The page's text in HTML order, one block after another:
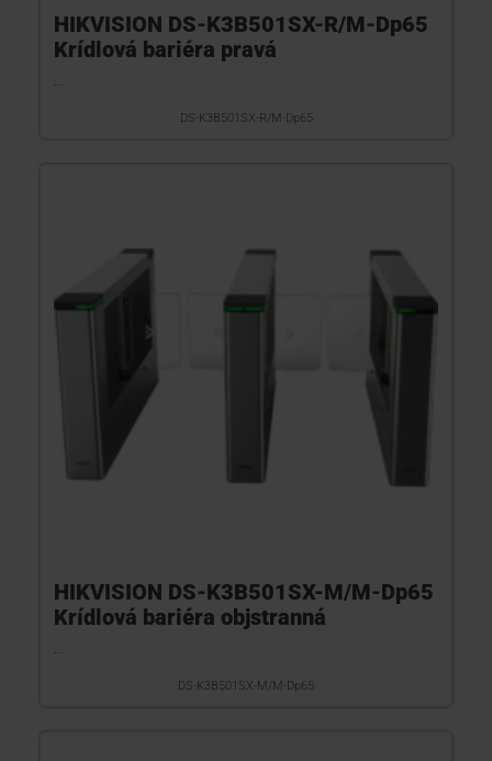
HIKVISION DS-K3B501SX-R/M-Dp65
Krídlová bariéra pravá
DS-K3B501SX-R/M-Dp65
HIKVISION DS-K3B501SX-M/M-Dp65
Krídlová bariéra objstranná
DS-K3B501SX-M/M-Dp65